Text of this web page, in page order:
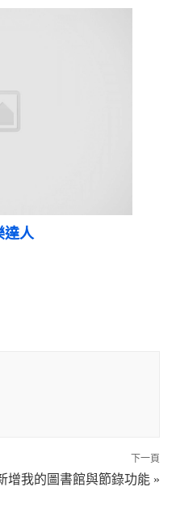
達人
下一頁
增我的圖書館與節錄功能 »